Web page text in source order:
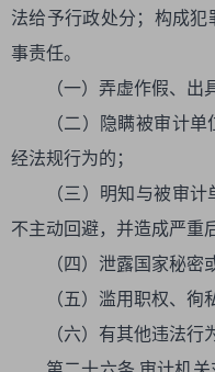
法给予行政处分；构成犯
事责任。
（一）弄虚作假、出
（二）隐瞒被审计
经法规行为的；
（三）明知与被审
不主动回避，并造成严重
（四）泄露国家秘密
（五）滥用职权、徇
（六）有其他违法行